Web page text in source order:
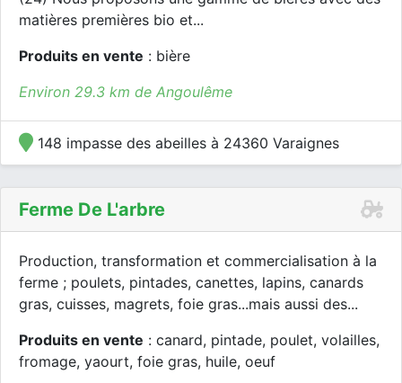
matières premières bio et...
Produits en vente : bière
Environ 29.3 km de Angoulême
148 impasse des abeilles à 24360 Varaignes
Ferme De L'arbre
Production, transformation et commercialisation à la
ferme ; poulets, pintades, canettes, lapins, canards
gras, cuisses, magrets, foie gras...mais aussi des...
Produits en vente : canard, pintade, poulet, volailles,
fromage, yaourt, foie gras, huile, oeuf